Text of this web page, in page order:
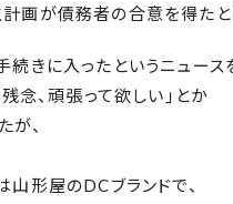
画が債務者の合意を得たと
きに入ったというニュース
残念、頑張って欲しい」とか
が、
山形屋のDCブランドで、